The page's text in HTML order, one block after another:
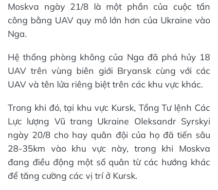
Moskva ngày 21/8 là một phần của cuộc tấn
công bằng UAV quy mô lớn hơn của Ukraine vào
Nga.
Hệ thống phòng không của Nga đã phá hủy 18
UAV trên vùng biên giới Bryansk cùng với các
UAV và tên lửa riêng biệt trên các khu vực khác.
Trong khi đó, tại khu vực Kursk, Tổng Tư lệnh Các
Lực lượng Vũ trang Ukraine Oleksandr Syrskyi
ngày 20/8 cho hay quân đội của họ đã tiến sâu
28-35km vào khu vực này, trong khi Moskva
đang điều động một số quân từ các hướng khác
để tăng cường các vị trí ở Kursk.